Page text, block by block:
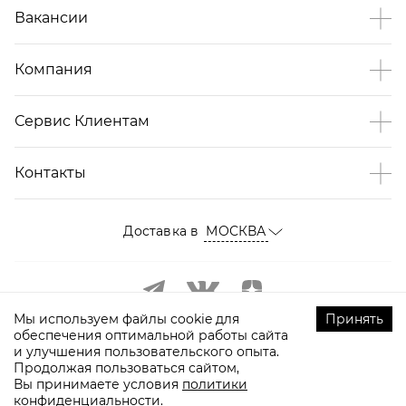
Вакансии
Компания
Сервис Клиентам
Контакты
Доставка в МОСКВА
© 2009- 2026 ТOPTOP.RU Все права защищены
Мы используем файлы cookie для
обеспечения оптимальной работы сайта
и улучшения пользовательского опыта.
Продолжая пользоваться сайтом,
Вы принимаете условия политики
конфиденциальности.
Принять